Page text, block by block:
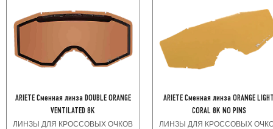
ARIETE Сменная линза DOUBLE ORANGE
VENTILATED 8K
ЛИНЗЫ ДЛЯ КРОССОВЫХ ОЧКОВ
ARIETE Сменная линза ORANGE
CORAL 8K NO PINS
ЛИНЗЫ ДЛЯ КРОССОВЫХ